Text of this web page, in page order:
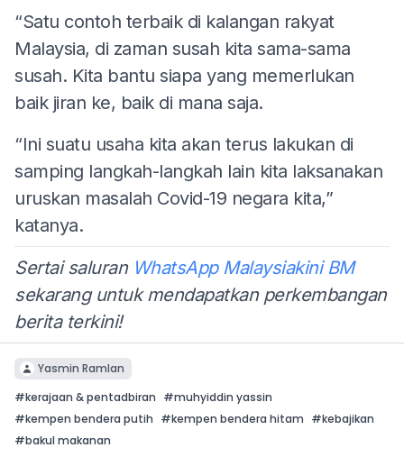
“Satu contoh terbaik di kalangan rakyat
Malaysia, di zaman susah kita sama-sama
susah. Kita bantu siapa yang memerlukan
baik jiran ke, baik di mana saja.
“Ini suatu usaha kita akan terus lakukan di
samping langkah-langkah lain kita laksanakan
uruskan masalah Covid-19 negara kita,”
katanya.
Sertai saluran WhatsApp Malaysiakini BM
sekarang untuk mendapatkan perkembangan
berita terkini!
Yasmin Ramlan
#kerajaan & pentadbiran #muhyiddin yassin
#kempen bendera putih #kempen bendera hitam #kebajikan
#bakul makanan